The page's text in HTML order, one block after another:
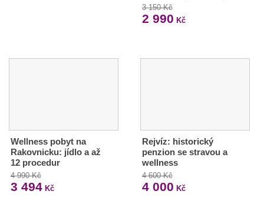
3 150 Kč
2 990 Kč
Wellness pobyt na
Rakovnicku: jídlo a až
12 procedur
4 990 Kč
3 494 Kč
Rejvíz: historický
penzion se stravou a
wellness
4 600 Kč
4 000 Kč